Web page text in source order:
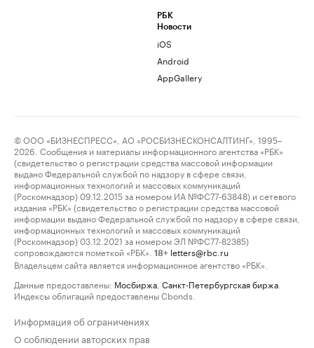
РБК
Новости
iOS
Android
AppGallery
© ООО «БИЗНЕСПРЕСС», АО «РОСБИЗНЕСКОНСАЛТИНГ», 1995–
2026. Сообщения и материалы информационного агентства «РБК»
(свидетельство о регистрации средства массовой информации
выдано Федеральной службой по надзору в сфере связи,
информационных технологий и массовых коммуникаций
(Роскомнадзор) 09.12.2015 за номером ИА №ФС77-63848) и сетевого
издания «РБК» (свидетельство о регистрации средства массовой
информации выдано Федеральной службой по надзору в сфере связи,
информационных технологий и массовых коммуникаций
(Роскомнадзор) 03.12.2021 за номером ЭЛ №ФС77-82385)
сопровождаются пометкой «РБК».
18+ letters@rbc.ru
Владельцем сайта является информационное агентство «РБК».
Данные предоставлены: Мосбиржа Санкт-Петербургская биржа
Индексы облигаций предоставлены Cbonds.
Информация об ограничениях
О соблюдении авторских прав